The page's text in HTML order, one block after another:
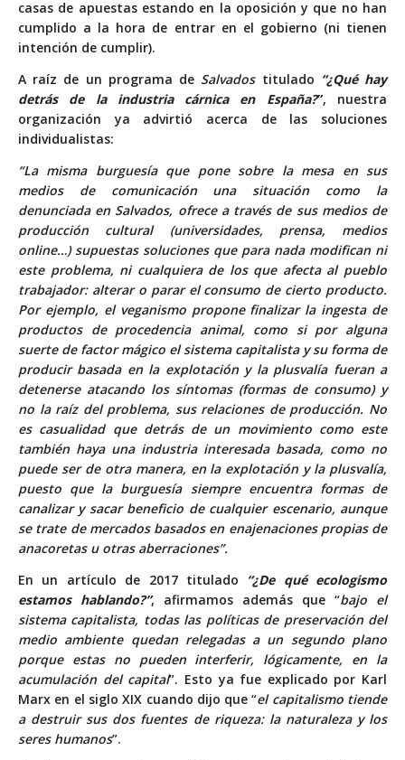
casas de apuestas estando en la oposición y que no han
cumplido a la hora de entrar en el gobierno (ni tienen
intención de cumplir).
A raíz de un programa de Salvadostitulado “¿Qué hay
detrás de la industria cárnica en España?”, nuestra
organizaciónya advirtió acerca de las soluciones
individualistas:
“La misma burguesía que pone sobre la mesa en sus
medios de comunicación una situación como la
denunciada en Salvados, ofrece a través de sus medios de
producción cultural (universidades, prensa, medios
online…) supuestas soluciones que para nada modifican ni
este problema, ni cualquiera de los que afecta al pueblo
trabajador: alterar o parar el consumo de cierto producto.
Por ejemplo, el veganismo propone finalizar la ingesta de
productos de procedencia animal, como si por alguna
suerte de factor mágico el sistema capitalista y su forma de
producir basada en la explotación y la plusvalía fueran a
detenerse atacando los síntomas (formas de consumo) y
no la raíz del problema, sus relaciones de producción. No
es casualidad que detrás de un movimiento como este
también haya una industria interesada basada, como no
puede ser de otra manera, en la explotación y la plusvalía,
puesto que la burguesía siempre encuentra formas de
canalizar y sacar beneficio de cualquier escenario, aunque
se trate de mercados basados en enajenaciones propias de
anacoretas u otras aberraciones”.
En un artículo de 2017 titulado “¿De qué ecologismo
estamos hablando?”, afirmamos además que “bajo el
sistema capitalista, todas las políticas de preservación del
medio ambiente quedan relegadas a un segundo plano
porque estas no pueden interferir, lógicamente, en la
acumulación del capital”. Esto ya fue explicado por Karl
Marx en el siglo XIX cuando dijo que “el capitalismo tiende
a destruir sus dos fuentes de riqueza: la naturaleza y los
seres humanos”.